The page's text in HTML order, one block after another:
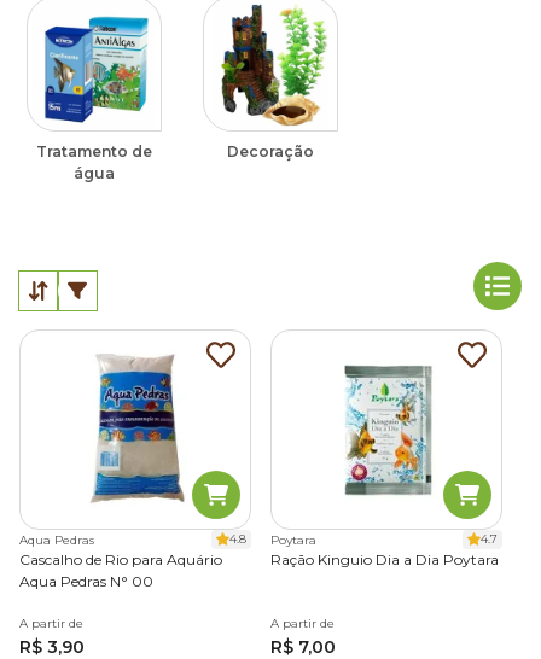
Tratamento de
água
Decoração
Aqua Pedras 4.8
Cascalho de Rio para Aquário
Aqua Pedras N° 00
A partir de
R$ 3,90
Poytara 4.7
Ração Kinguio Dia a Dia Poytara
A partir de
R$ 7,00